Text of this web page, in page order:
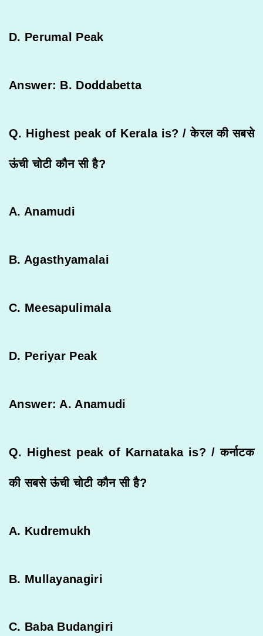
D. Perumal Peak
Answer: B. Doddabetta
Q. Highest peak of Kerala is? /केरल की सबसे
ऊंची चोटी कौन सी है?
A. Anamudi
B. Agasthyamalai
C. Meesapulimala
D. Periyar Peak
Answer: A. Anamudi
Q. Highest peak of Karnataka is? /कर्नाटक
की सबसे ऊंची चोटी कौन सी है?
A. Kudremukh
B. Mullayanagiri
C. Baba Budangiri